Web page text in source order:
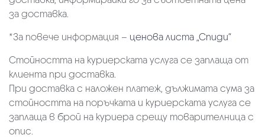
за доставка.
*За повече информация – ценова листа „Спиди“
Стойността на куриерската услуга се заплаща от
клиента при доставка.
При доставка с наложен платеж, дължимата сума за
стойността на поръчката и куриерската услуга се
заплаща в брой на куриера срещу товарителница с
опис.